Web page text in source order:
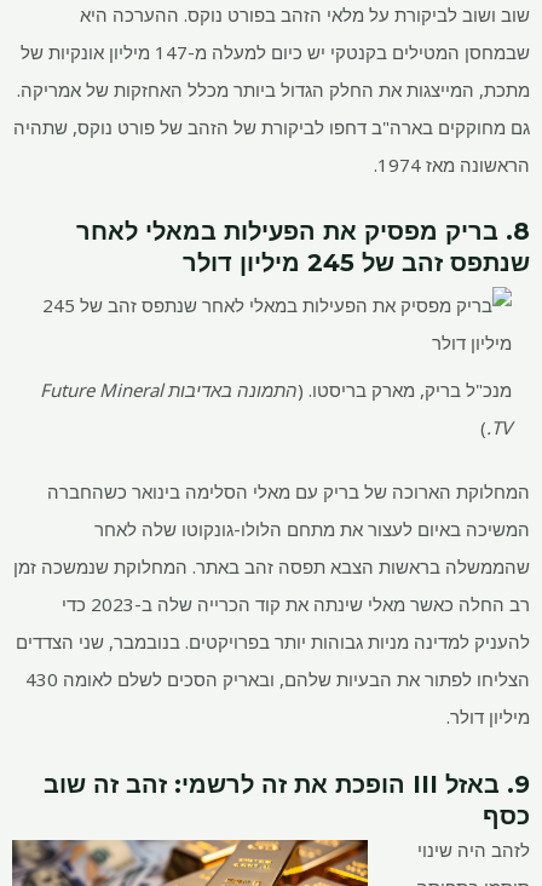
שוב ושוב לביקורת על מלאי הזהב בפורט נוקס. ההערכה היא
שבמחסן המטילים בקנטקי יש כיום למעלה מ-147 מיליון אונקיות של
מתכת, המייצגות את החלק הגדול ביותר מכלל האחזקות של אמריקה.
גם מחוקקים בארה"ב דחפו לביקורת של הזהב של פורט נוקס, שתהיה
הראשונה מאז 1974.
8. בריק מפסיק את הפעילות במאלי לאחר
שנתפס זהב של 245 מיליון דולר
מנכ"ל בריק, מארק בריסטו. (
התמונה באדיבות Future Mineral
TV.
)
המחלוקת הארוכה של בריק עם מאלי הסלימה בינואר כשהחברה
המשיכה באיום לעצור את מתחם הלולו-גונקוטו שלה לאחר
שהממשלה בראשות הצבא תפסה זהב באתר. המחלוקת שנמשכה זמן
רב החלה כאשר מאלי שינתה את קוד הכרייה שלה ב-2023 כדי
להעניק למדינה מניות גבוהות יותר בפרויקטים. בנובמבר, שני הצדדים
הצליחו לפתור את הבעיות שלהם, ובאריק הסכים לשלם לאומה 430
מיליון דולר.
9. באזל III הופכת את זה לרשמי: זהב זה שוב
כסף
לזהב היה שינוי